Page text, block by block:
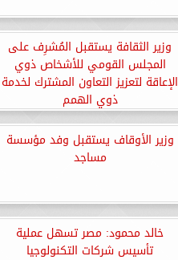
وزير الثقافة يستقبل المُشرِف على
المجلس القومي للأشخاص ذوي
الإعاقة لتعزيز التعاون المشترك لخدمة
ذوي الهمم
وزير الأوقاف يستقبل وفد مؤسسة
مساجد
خالد محمود: مصر تسهل عملية
تأسيس شركات التكنولوجيا